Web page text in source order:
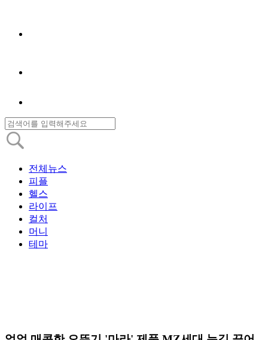
전체뉴스
피플
헬스
라이프
컬처
머니
테마